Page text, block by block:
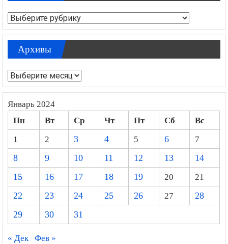
Рубрики
Архивы
Архивы
Январь 2024
Пн Вт Ср Чт Пт Сб
Вс
1
2 3 4 5 6
7
8
9 10 11 12 13
14
15
16 17 18 19 20
21
22
23 24 25 26 27
28
29
30 31
« Дек Фев »